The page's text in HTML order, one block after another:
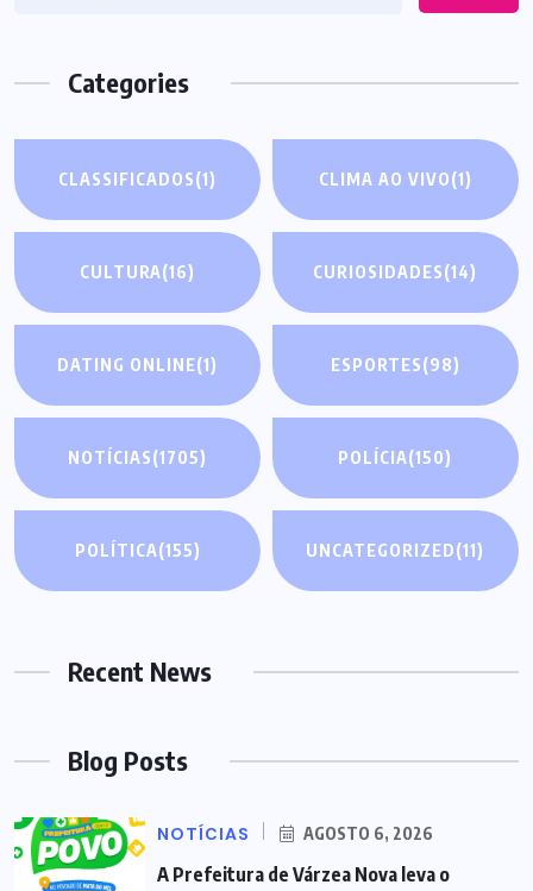
Categories
CLASSIFICADOS(1) CLIMA AO VIVO(1)
CULTURA(16) CURIOSIDADES(14)
DATING ONLINE(1) ESPORTES(98)
NOTÍCIAS(1705) POLÍCIA(150)
POLÍTICA(155) UNCATEGORIZED(11)
Recent News
Blog Posts
NOTÍCIAS AGOSTO 6, 2026
A Prefeitura de Várzea Nova leva o